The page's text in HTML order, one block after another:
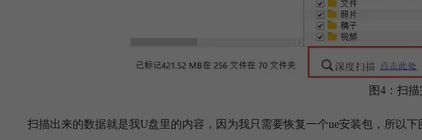
图4：扫
扫描出来的数据就是我U盘里的内容，因为我只需要恢复一个ue安装包，所以下